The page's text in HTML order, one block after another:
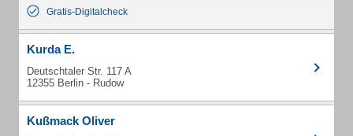
Gratis-Digitalcheck
Kurda E.
Deutschtaler Str. 117 A
12355 Berlin - Rudow
Kußmack Oliver